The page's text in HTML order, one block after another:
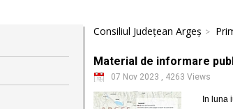
Consiliul Județean Argeș
Material de informare
07 Nov 2023 , 4263 Views
In luna